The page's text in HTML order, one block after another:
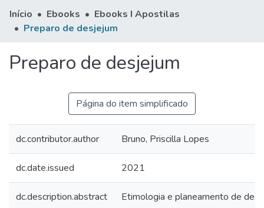
Início Ebooks
Ebooks I Apostilas
Preparo de desjejum
Preparo de desjejum
Página do item simplificado
dc.contributor.author Bruno, Priscilla Lopes
dc.date.issued 2021
dc.description.abstract Etimologia e planeamento de